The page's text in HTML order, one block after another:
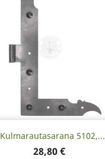
Kulmarautasarana 5102,...
Hinta
28,80 €